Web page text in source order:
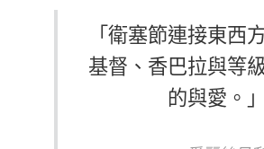
「衛塞節連接東西
基督、香巴拉與等
的與愛。」